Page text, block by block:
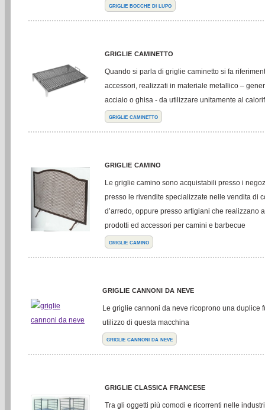
griglie bocche di lupo
griglie caminetto
Quando si parla di griglie caminetto si fa
accessori, realizzati in materiale metallico –
acciaio o ghisa - da utilizzare unitamente al
griglie caminetto
griglie camino
Le griglie camino sono acquistabili presso i
presso le rivendite specializzate nelle vendita di
d’arredo, oppure presso artigiani che realizzano
prodotti ed accessori per camini e barbecue
griglie camino
griglie cannoni da neve
Le griglie cannoni da neve ricoprono una duplice
utilizzo di questa macchina
griglie cannoni da neve
griglie classica francese
Tra gli oggetti più comodi e ricorrenti nelle